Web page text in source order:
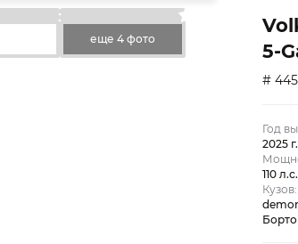
еще 4 фото
5-
#
Год
2025 г.
110 л.с.
Кузов: